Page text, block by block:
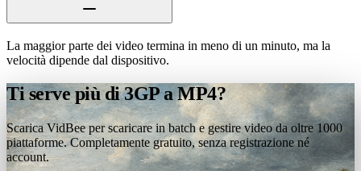
La maggior parte dei video termina in meno di un minuto, ma la
velocità dipende dal dispositivo.
Ti serve più di 3GP a MP4?
Scarica VidBee per scaricare in batch e gestire video da oltre 1000
piattaforme. Completamente gratuito, senza registrazione né
account.